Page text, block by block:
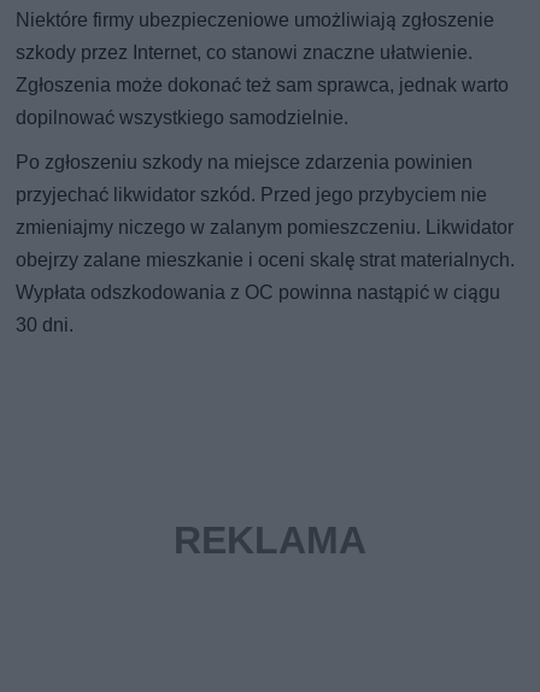
Niektóre firmy ubezpieczeniowe umożliwiają zgłoszenie
szkody przez Internet, co stanowi znaczne ułatwienie.
Zgłoszenia może dokonać też sam sprawca, jednak warto
dopilnować wszystkiego samodzielnie.
Po zgłoszeniu szkody na miejsce zdarzenia powinien
przyjechać likwidator szkód. Przed jego przybyciem nie
zmieniajmy niczego w zalanym pomieszczeniu. Likwidator
obejrzy zalane mieszkanie i oceni skalę strat materialnych.
Wypłata odszkodowania z OC powinna nastąpić w ciągu
30 dni.